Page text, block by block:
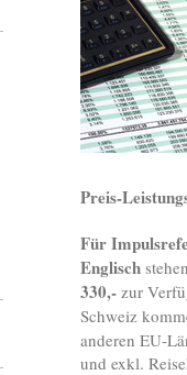
Preis-
Für
Englisch
330,- zur
Schweiz
anderen EU-
und exkl.